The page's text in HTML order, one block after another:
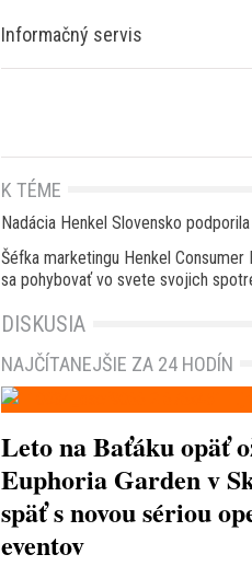
Informačný servis
K TÉME
Nadácia Henkel Slovensko
Šéfka marketingu Henkel
sa pohybovať vo svete svojich
DISKUSIA
NAJČÍTANEJŠIE ZA 24 HODÍN
Leto na Baťáku opäť
Euphoria Garden v
späť s novou sériou
eventov